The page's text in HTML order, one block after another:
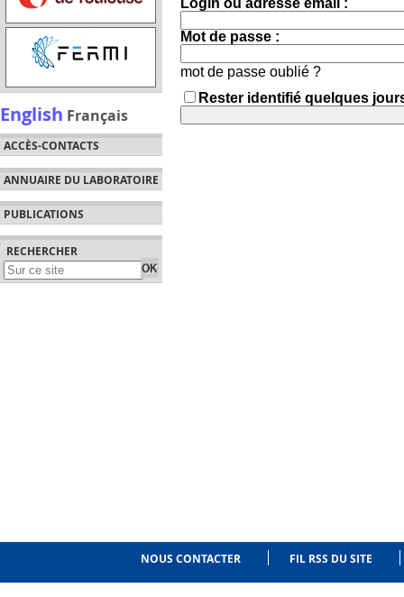
English Français
ACCÈS-CONTACTS
ANNUAIRE DU LABORATOIRE
PUBLICATIONS
RECHERCHER
Login ou adresse email :
Mot de passe :
mot de passe oublié ?
Rester identifié quelques
NOUS CONTACTER FIL RSS DU SITE